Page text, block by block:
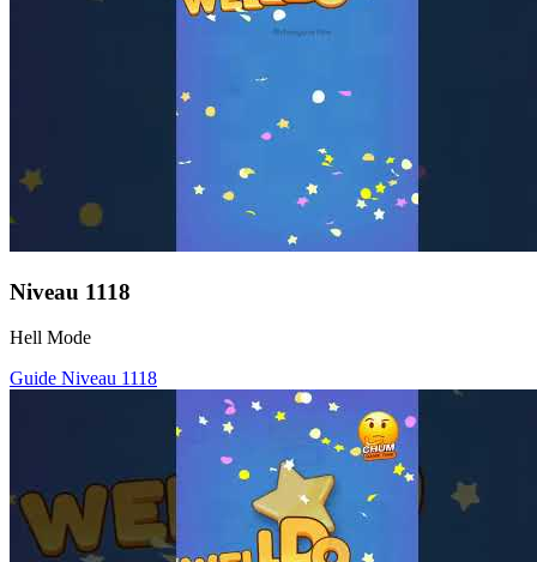
Niveau 1118
Hell Mode
Guide Niveau 1118